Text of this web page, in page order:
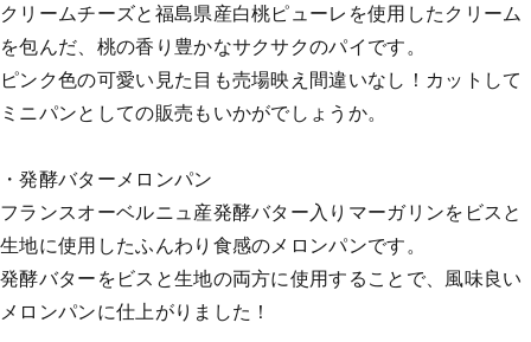
クリームチーズと福島県産白桃ピューレを使用したクリーム
を包んだ、桃の香り豊かなサクサクのパイです。
ピンク色の可愛い見た目も売場映え間違いなし！カットして
ミニパンとしての販売もいかがでしょうか。
・発酵バターメロンパン
フランスオーベルニュ産発酵バター入りマーガリンをビスと
生地に使用したふんわり食感のメロンパンです。
発酵バターをビスと生地の両方に使用することで、風味良い
メロンパンに仕上がりました！